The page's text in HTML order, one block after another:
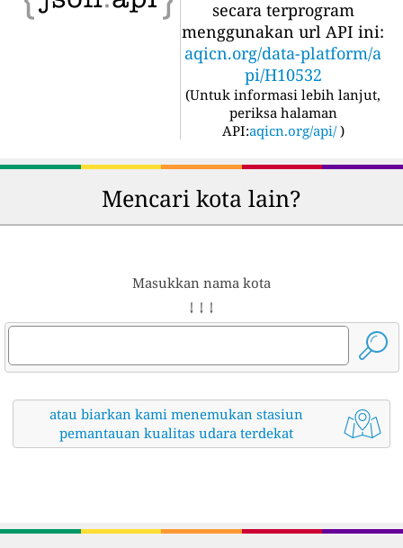
secara terprogram
menggunakan url API ini:
aqicn.org/data-platform/a
pi/H10532
(Untuk informasi lebih lanjut,
periksa halaman
API:aqicn.org/api/ )
Mencari kota lain?
Masukkan nama kota
↓ ↓ ↓
atau biarkan kami menemukan stasiun
pemantauan kualitas udara terdekat